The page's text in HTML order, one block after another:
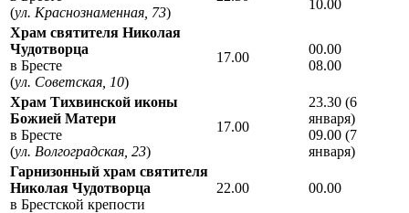
(ул. Краснознаменная, 73)
10.00
Храм святителя Николая
Чудотворца
в Бресте
(ул. Советская, 10)
17.00
00.00
08.00
Храм Тихвинской иконы
Божией Матери
в Бресте
(ул. Волгоградская, 23)
17.00
23.30 (6
января)
09.00 (7
января)
Гарнизонный храм святителя
Николая Чудотворца
в Брестской крепости
22.00 00.00